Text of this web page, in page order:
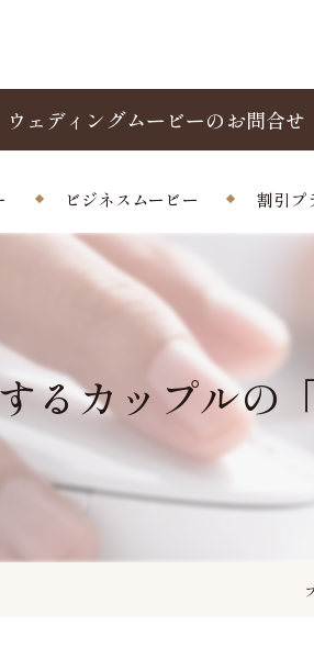
ウェディングムービーのお問合せ
ビジネスムービー 割引プ
るカップルの